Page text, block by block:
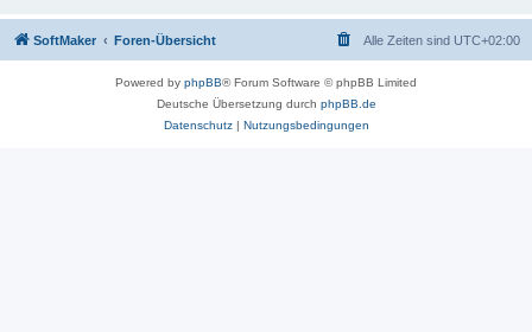
SoftMaker Foren-Übersicht Alle Zeiten sind UTC+02:00
Powered by phpBB® Forum Software © phpBB Limited
Deutsche Übersetzung durch phpBB.de
Datenschutz| Nutzungsbedingungen